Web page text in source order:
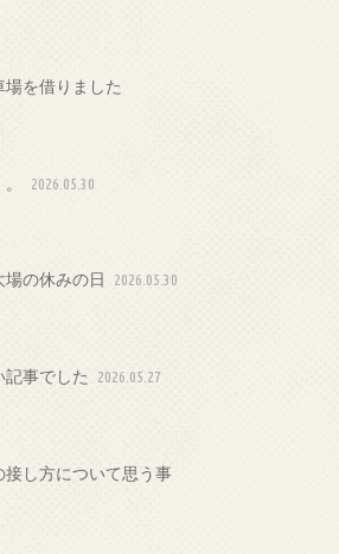
場を借りました
2026.05.30
場の休みの日 2026.05.30
記事でした 2026.05.27
接し方について思う事